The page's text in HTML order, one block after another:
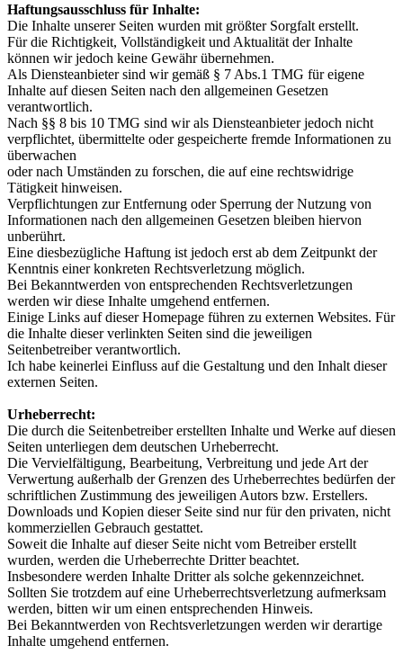
Haftungsausschluss für Inhalte:
Die Inhalte unserer Seiten wurden mit größter Sorgfalt erstellt.
Für die Richtigkeit, Vollständigkeit und Aktualität der Inhalte
können wir jedoch keine Gewähr übernehmen.
Als Diensteanbieter sind wir gemäß § 7 Abs.1 TMG für eigene
Inhalte auf diesen Seiten nach den allgemeinen Gesetzen
verantwortlich.
Nach §§ 8 bis 10 TMG sind wir als Diensteanbieter jedoch nicht
verpflichtet, übermittelte oder gespeicherte fremde Informationen zu
überwachen
oder nach Umständen zu forschen, die auf eine rechtswidrige
Tätigkeit hinweisen.
Verpflichtungen zur Entfernung oder Sperrung der Nutzung von
Informationen nach den allgemeinen Gesetzen bleiben hiervon
unberührt.
Eine diesbezügliche Haftung ist jedoch erst ab dem Zeitpunkt der
Kenntnis einer konkreten Rechtsverletzung möglich.
Bei Bekanntwerden von entsprechenden Rechtsverletzungen
werden wir diese Inhalte umgehend entfernen.
Einige Links auf dieser Homepage führen zu externen Websites. Für
die Inhalte dieser verlinkten Seiten sind die jeweiligen
Seitenbetreiber verantwortlich.
Ich habe keinerlei Einfluss auf die Gestaltung und den Inhalt dieser
externen Seiten.
Urheberrecht:
Die durch die Seitenbetreiber erstellten Inhalte und Werke auf diesen
Seiten unterliegen dem deutschen Urheberrecht.
Die Vervielfältigung, Bearbeitung, Verbreitung und jede Art der
Verwertung außerhalb der Grenzen des Urheberrechtes bedürfen der
schriftlichen Zustimmung des jeweiligen Autors bzw. Erstellers.
Downloads und Kopien dieser Seite sind nur für den privaten, nicht
kommerziellen Gebrauch gestattet.
Soweit die Inhalte auf dieser Seite nicht vom Betreiber erstellt
wurden, werden die Urheberrechte Dritter beachtet.
Insbesondere werden Inhalte Dritter als solche gekennzeichnet.
Sollten Sie trotzdem auf eine Urheberrechtsverletzung aufmerksam
werden, bitten wir um einen entsprechenden Hinweis.
Bei Bekanntwerden von Rechtsverletzungen werden wir derartige
Inhalte umgehend entfernen.